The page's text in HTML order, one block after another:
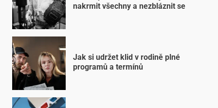
nakrmit všechny a nezbláznit se
Jak si udržet klid v rodině plné
programů a termínů